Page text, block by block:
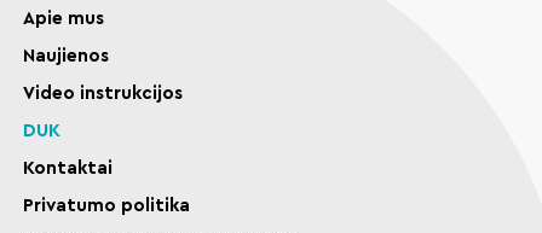
Apie mus
Naujienos
Video instrukcijos
DUK
Kontaktai
Privatumo politika